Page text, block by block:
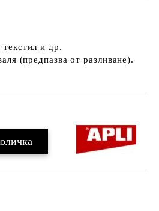
и др.
(предпазва от разливане).